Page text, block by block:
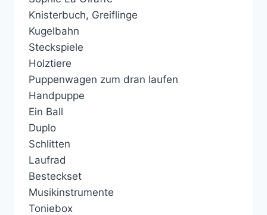
Knisterbuch, Greiflinge
Kugelbahn
Steckspiele
Holztiere
Puppenwagen zum dran laufen
Handpuppe
Ein Ball
Duplo
Schlitten
Laufrad
Besteckset
Musikinstrumente
Toniebox